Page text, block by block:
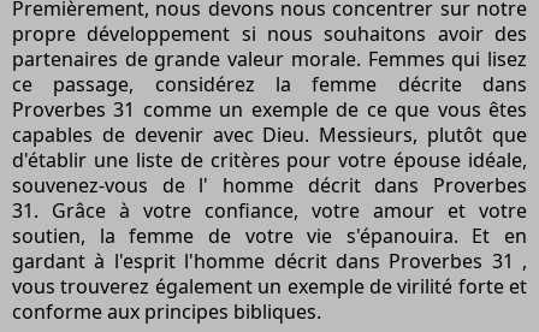
Premièrement, nous devons nous concentrer sur notre
propre développement si nous souhaitons avoir des
partenaires de grande valeur morale. Femmes qui lisez
ce passage, considérez la femme décrite dans
Proverbes 31 comme un exemple de ce que vous êtes
capables de devenir avec Dieu. Messieurs, plutôt que
d'établir une liste de critères pour votre épouse idéale,
souvenez-vous de l' homme décrit dans Proverbes
31. Grâce à votre confiance, votre amour et votre
soutien, la femme de votre vie s'épanouira. Et en
gardant à l'esprit l'homme décrit dans Proverbes 31 ,
vous trouverez également un exemple de virilité forte et
conforme aux principes bibliques.